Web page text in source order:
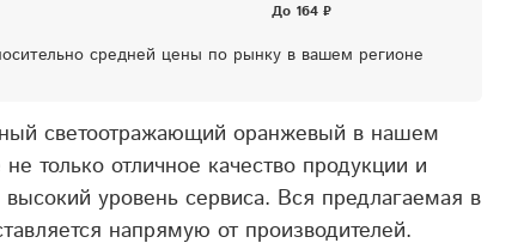
средней цены по рынку в вашем регионе
светоотражающий оранжевый в нашем
только отличное качество продукции и
уровень сервиса. Вся предлагаемая в
напрямую от производителей.